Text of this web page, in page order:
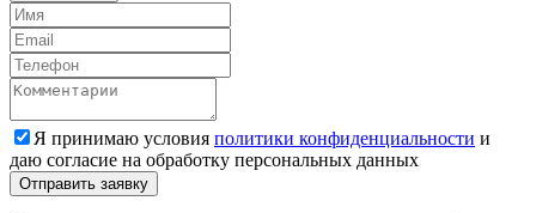
Я принимаю условия политики конфиденциальности и
даю согласие на обработку персональных данных